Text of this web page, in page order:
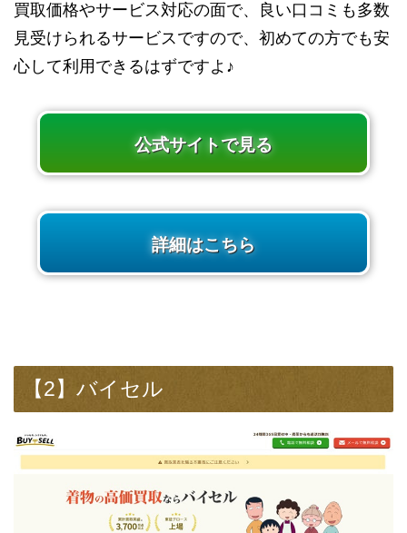
買取価格やサービス対応の面で、良い口コミも多数
見受けられるサービスですので、初めての方でも安
心して利用できるはずですよ♪
公式サイトで見る
詳細はこちら
【2】バイセル